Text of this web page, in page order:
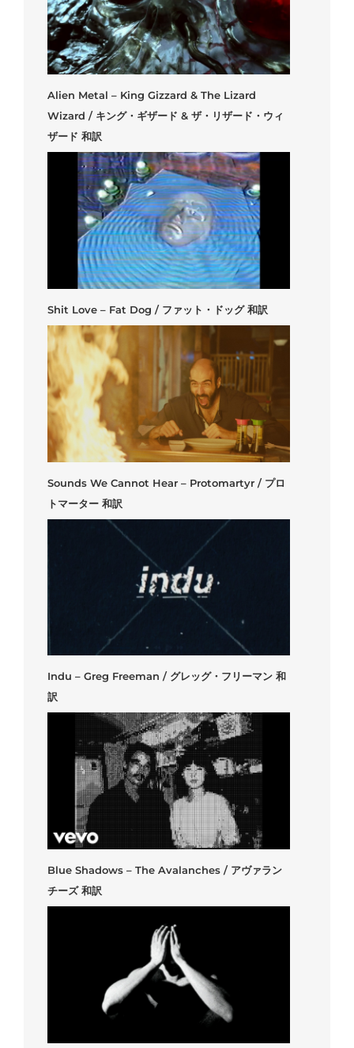
Alien Metal – King Gizzard & The Lizard
Wizard / キング・ギザード & ザ・リザード・ウィ
ザード 和訳
Shit Love – Fat Dog / ファット・ドッグ 和訳
Sounds We Cannot Hear – Protomartyr / プロ
トマーター 和訳
Indu – Greg Freeman / グレッグ・フリーマン 和
訳
Blue Shadows – The Avalanches / アヴァラン
チーズ 和訳